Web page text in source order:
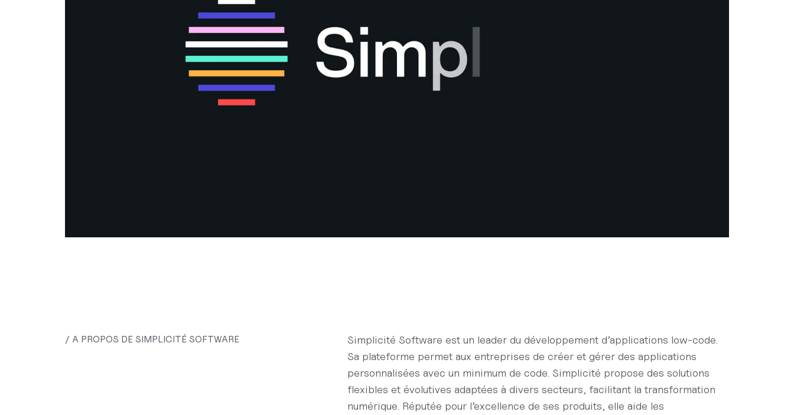
/ A PROPOS DE SIMPLICITÉ SOFTWARE
Simplicité Software est un leader du développement d’applications low-code.
Sa plateforme permet aux entreprises de créer et gérer des applications
personnalisées avec un minimum de code. Simplicité propose des solutions
flexibles et évolutives adaptées à divers secteurs, facilitant la transformation
numérique. Réputée pour l’excellence de ses produits, elle aide les